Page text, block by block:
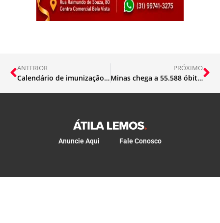
ANTERIOR
Calendário de imunização para segunda dose da AstraZeneca e Pfizer
PRÓXIMO
Minas chega a 55.588 óbitos por coronavírus
Anuncie Aqui Fale Conosco